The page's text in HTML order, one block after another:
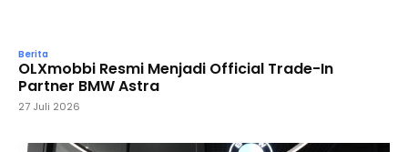
Berita
OLXmobbi Resmi Menjadi Official Trade-In
Partner BMW Astra
27 Juli 2026